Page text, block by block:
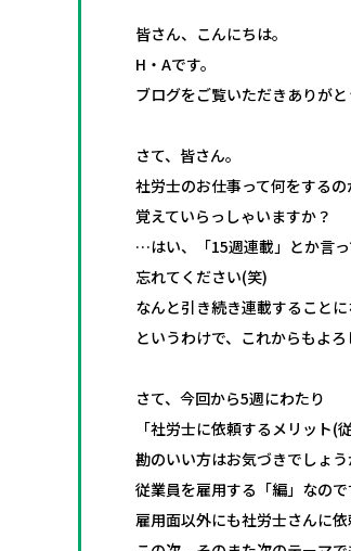
皆さん、こんにちは。
H・Aです。
ブログをご覧いただきありがと
さて、皆さん。
社労士のお仕事って何をする
覚えていらっしゃいますか？
…はい、「15週連載」とか言っ
忘れてください(笑)
なんと引き続き連載することに
というわけで、これからもよろ
さて、今回から5週にわたり
「社労士に依頼するメリット(
勘のいい方はお気づきでしょ
従業員を雇用する「編」なので
雇用面以外にも社労士さんに